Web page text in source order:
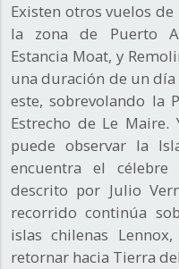
Existen otros vuelos
la zona de Puerto
Estancia Moat, y
una duración de un día
este, sobrevolando la
Estrecho de Le Maire.
puede observar la
encuentra el
descrito por Julio
recorrido continúa
islas chilenas
retornar hacia Tierra